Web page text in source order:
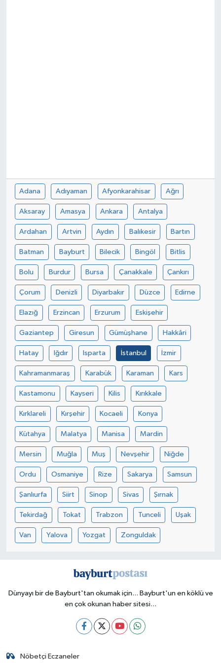
Adana Adıyaman Afyonkarahisar Ağrı
Aksaray Amasya Ankara Antalya
Ardahan Artvin Aydın Balıkesir Bartın
Batman Bayburt Bilecik Bingöl Bitlis
Bolu Burdur Bursa Çanakkale Çankırı
Çorum Denizli Diyarbakır Düzce Edirne
Elazığ Erzincan Erzurum Eskişehir
Gaziantep Giresun Gümüşhane Hakkâri
Hatay Iğdır Isparta İstanbul İzmir
Kahramanmaraş Karabük Karaman Kars
Kastamonu Kayseri Kilis Kırıkkale
Kırklareli Kırşehir Kocaeli Konya
Kütahya Malatya Manisa Mardin
Mersin Muğla Muş Nevşehir Niğde
Ordu Osmaniye Rize Sakarya Samsun
Şanlıurfa Siirt Sinop Sivas Şırnak
Tekirdağ Tokat Trabzon Tunceli Uşak
Van Yalova Yozgat Zonguldak
Dünyayı bir de Bayburt'tan okumak için... Bayburt'un en köklü ve
en çok okunan haber sitesi...
Nöbetçi Eczaneler